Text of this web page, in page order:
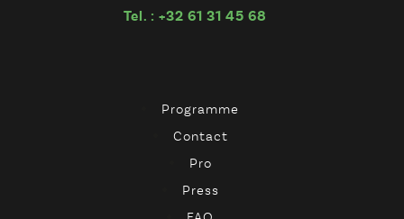
Tel. : +32 61 31 45 68
Programme
Contact
Pro
Press